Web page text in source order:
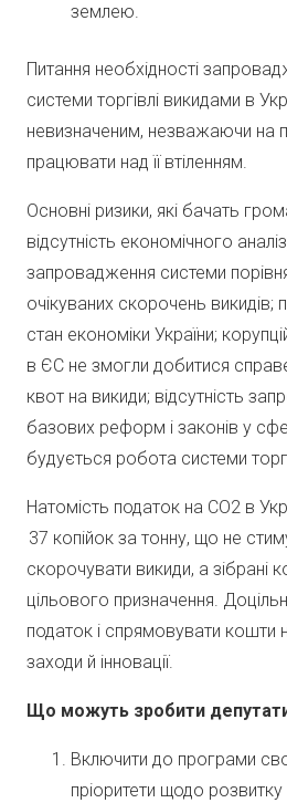
землею.
Питання необхідності
системи торгівлі викидами в
невизначеним, незважаючи на
працювати над її втіленням.
Основні ризики, які бачать
відсутність економічного
запровадження системи
очікуваних скорочень викидів;
стан економіки України;
в ЄС не змогли добитися
квот на викиди; відсутність
базових реформ і законів у
будується робота системи
Натомість податок на СО2 в
37 копійок за тонну, що не
скорочувати викиди, а зібрані
цільового призначення.
податок і спрямовувати кошти
заходи й інновації.
Що можуть зробити
Включити до програми
пріоритети щодо